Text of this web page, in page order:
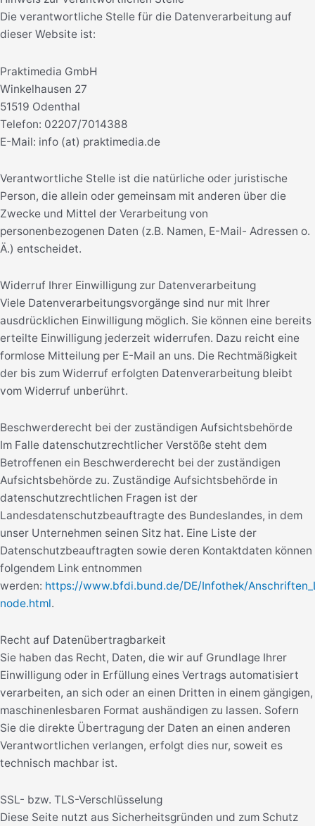
Die verantwortliche Stelle für die Datenverarbeitung auf
dieser Website ist:
Praktimedia GmbH
Winkelhausen 27
51519 Odenthal
Telefon: 02207/7014388
E-Mail: info (at) praktimedia.de
Verantwortliche Stelle ist die natürliche oder juristische
Person, die allein oder gemeinsam mit anderen über die
Zwecke und Mittel der Verarbeitung von
personenbezogenen Daten (z.B. Namen, E-Mail- Adressen o.
Ä.) entscheidet.
Widerruf Ihrer Einwilligung zur Datenverarbeitung
Viele Datenverarbeitungsvorgänge sind nur mit Ihrer
ausdrücklichen Einwilligung möglich. Sie können eine bereits
erteilte Einwilligung jederzeit widerrufen. Dazu reicht eine
formlose Mitteilung per E-Mail an uns. Die Rechtmäßigkeit
der bis zum Widerruf erfolgten Datenverarbeitung bleibt
vom Widerruf unberührt.
Beschwerderecht bei der zuständigen Aufsichtsbehörde
Im Falle datenschutzrechtlicher Verstöße steht dem
Betroffenen ein Beschwerderecht bei der zuständigen
Aufsichtsbehörde zu. Zuständige Aufsichtsbehörde in
datenschutzrechtlichen Fragen ist der
Landesdatenschutzbeauftragte des Bundeslandes, in dem
unser Unternehmen seinen Sitz hat. Eine Liste der
Datenschutzbeauftragten sowie deren Kontaktdaten können
folgendem Link entnommen
werden: https://www.bfdi.bund.de/DE/Infothek/
node.html.
Recht auf Datenübertragbarkeit
Sie haben das Recht, Daten, die wir auf Grundlage Ihrer
Einwilligung oder in Erfüllung eines Vertrags automatisiert
verarbeiten, an sich oder an einen Dritten in einem gängigen,
maschinenlesbaren Format aushändigen zu lassen. Sofern
Sie die direkte Übertragung der Daten an einen anderen
Verantwortlichen verlangen, erfolgt dies nur, soweit es
technisch machbar ist.
SSL- bzw. TLS-Verschlüsselung
Diese Seite nutzt aus Sicherheitsgründen und zum Schutz